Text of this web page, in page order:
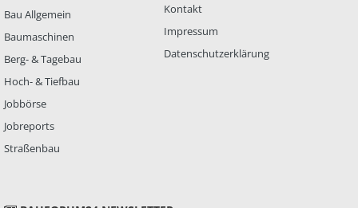
Bau Allgemein
Baumaschinen
Berg- & Tagebau
Hoch- & Tiefbau
Jobbörse
Jobreports
Straßenbau
Kontakt
Impressum
Datenschutzerklärung